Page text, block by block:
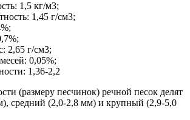
1,5 кг/м3;
1,45 г/см3;
2,65 г/см3;
0,05%;
1,36-2,2
(размеру песчинок) речной песок делят
средний (2,0-2,8 мм) и крупный (2,9-5,0